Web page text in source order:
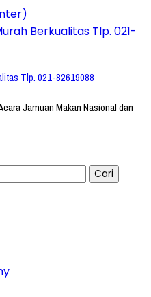
Tlp. 021-82619088
Jamuan Makan Nasional dan